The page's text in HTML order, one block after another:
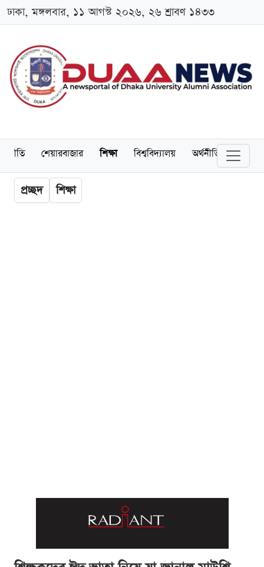
ঢাকা, মঙ্গলবার, ১১ আগস্ট ২০২৬, ২৬ শ্রাবণ ১৪৩৩
শেয়ারবাজার শিক্ষা বিশ্ববিদ্যালয় অর্থনীতি
প্রচ্ছদ শিক্ষা